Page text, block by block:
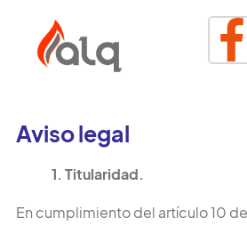
contenido
Aviso legal
1. Titularidad.
En cumplimiento del artículo 10